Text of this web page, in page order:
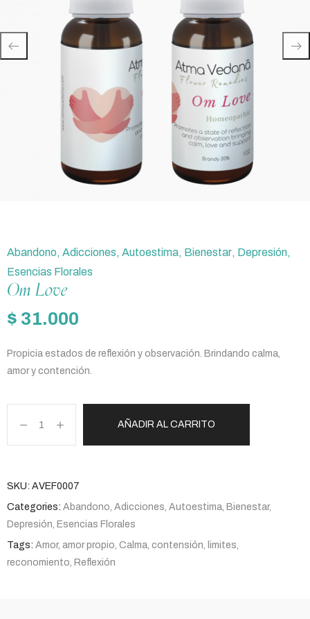
Abandono, Adicciones, Autoestima, Bienestar, Depresión,
Esencias Florales
Om Love
$ 31.000
Propicia estados de reflexión y observación. Brindando calma,
amor y contención.
AÑADIR AL CARRITO
SKU: AVEF0007
Categories: Abandono, Adicciones, Autoestima, Bienestar,
Depresión, Esencias Florales
Tags: Amor, amor propio, Calma, contensión, limites,
reconomiento, Reflexión